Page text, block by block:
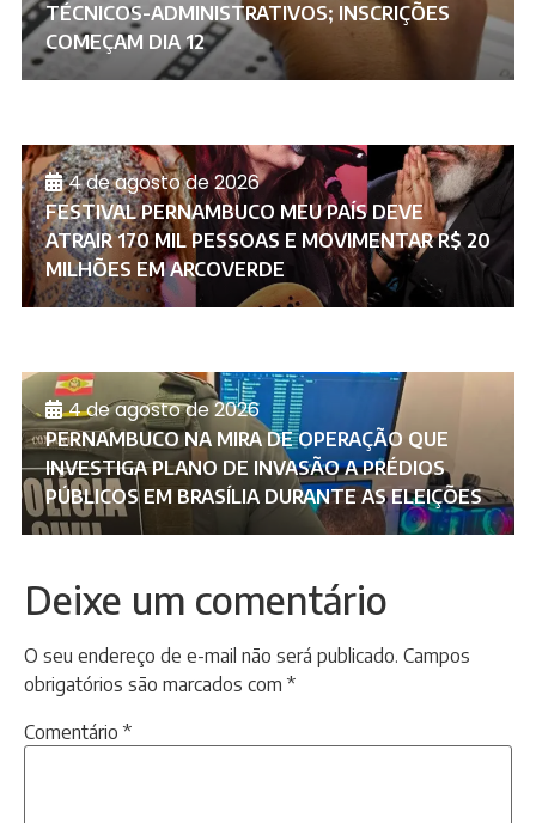
TÉCNICOS-ADMINISTRATIVOS; INSCRIÇÕES
COMEÇAM DIA 12
4 de agosto de 2026
FESTIVAL PERNAMBUCO MEU PAÍS DEVE
ATRAIR 170 MIL PESSOAS E MOVIMENTAR R$ 20
MILHÕES EM ARCOVERDE
4 de agosto de 2026
PERNAMBUCO NA MIRA DE OPERAÇÃO QUE
INVESTIGA PLANO DE INVASÃO A PRÉDIOS
PÚBLICOS EM BRASÍLIA DURANTE AS ELEIÇÕES
Deixe um comentário
O seu endereço de e-mail não será publicado. Campos
obrigatórios são marcados com *
Comentário *